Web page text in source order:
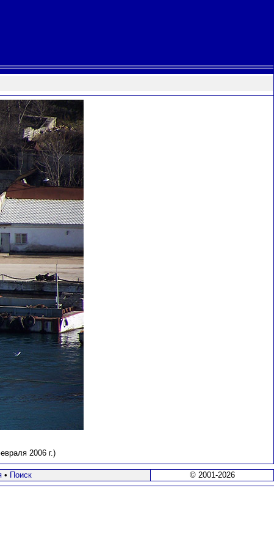
2006 г.)
• Поиск © 2001-2026